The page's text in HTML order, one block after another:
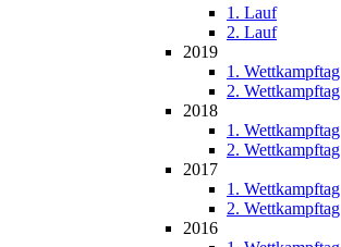
1. Lauf
2. Lauf
2019
1. Wettkampftag
2. Wettkampftag
2018
1. Wettkampftag
2. Wettkampftag
2017
1. Wettkampftag
2. Wettkampftag
2016